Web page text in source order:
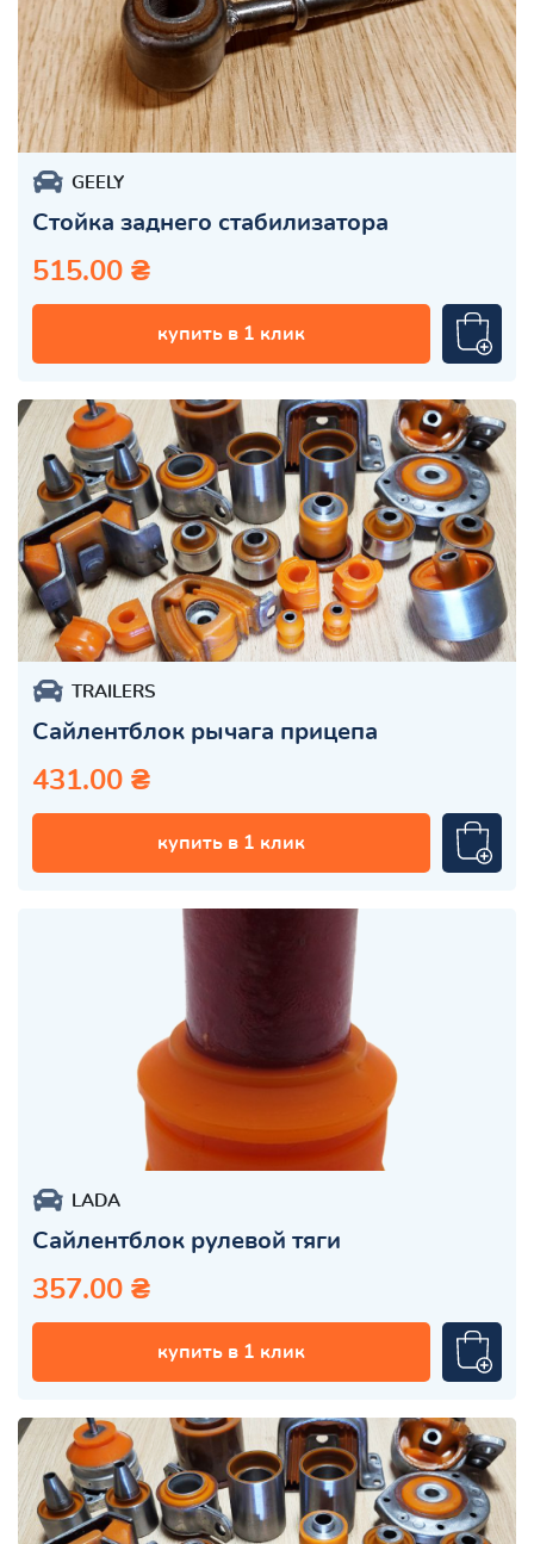
GEELY
Стойка заднего стабилизатора
515.00 ₴
купить в 1 клик
TRAILERS
Сайлентблок рычага прицепа
431.00 ₴
купить в 1 клик
LADA
Сайлентблок рулевой тяги
357.00 ₴
купить в 1 клик